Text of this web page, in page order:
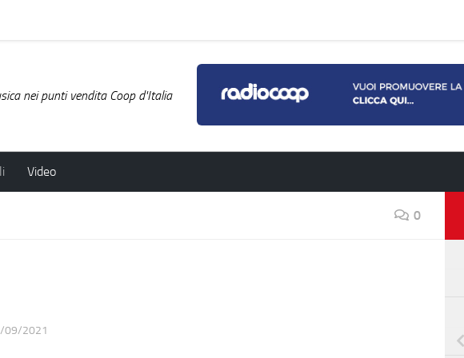
nei punti vendita Coop d'Italia
Video
0
09/2021